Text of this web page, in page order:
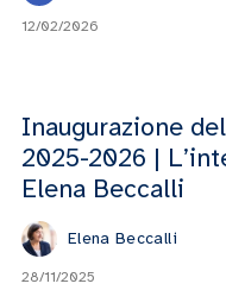
12/02/2026
Inaugurazione
2025-2026 |
Elena Beccalli
Elena Beccalli
28/11/2025